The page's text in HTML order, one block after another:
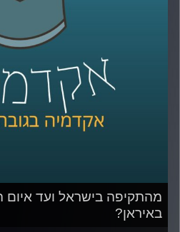
מחקר במעבדה לקבלת החלטות
רייכמן מנסה להעריך את מידת
סינוואר ולהבין את השיקולים
אלו, תוך התחשבות במרכיבים
אז איתנו כאן פרופ׳ אלכס מינץ,
המעבדה לקבלת החלטות ממוחשבת,
מהתקיפה בישראל ועד איום
באיראן?